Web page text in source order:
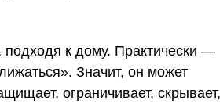
к дому. Практически —
Значит, он может
ограничивает, скрывает,